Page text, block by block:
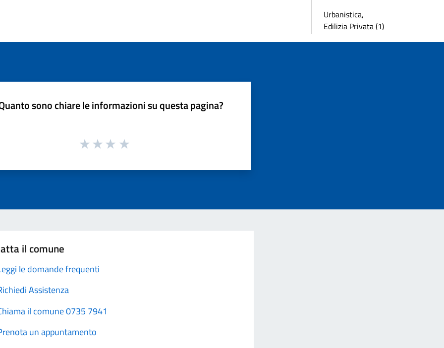
Urbanistica,
Edilizia Privata (1)
sono chiare le informazioni su questa pagina?
il comune
le domande frequenti
Assistenza
il comune 0735 7941
un appuntamento